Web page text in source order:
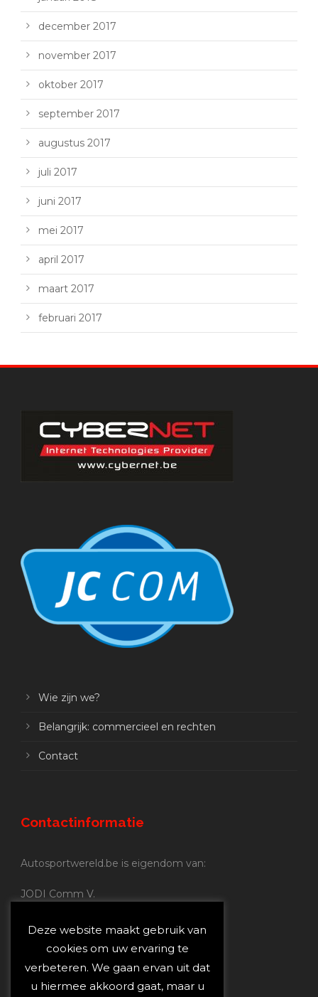
december 2017
november 2017
oktober 2017
september 2017
augustus 2017
juli 2017
juni 2017
mei 2017
april 2017
maart 2017
februari 2017
Wie zijn we?
Belangrijk: commercieel en rechten
Contact
Contactinformatie
Autosportwereld.be is eigendom van:
JODI Comm V.
Nijverheidsstraat 70
2160 Wommelgem
Autosportwereld.be:
Redactie:joost@autosportwereld.be
Deze website maakt gebruik van
cookies om uw ervaring te
verbeteren. We gaan ervan uit dat
u hiermee akkoord gaat, maar u